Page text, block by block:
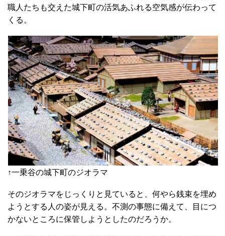
職人たちも交えた城下町の活気あふれる空気感が伝わって
くる。
↑一乗谷の城下町のジオラマ
そのジオラマをじっくりと見ていると、何やら銭束を埋め
ようとする人の姿が見える。不測の事態に備えて、目につ
かないところに保管しようとしたのだろうか。